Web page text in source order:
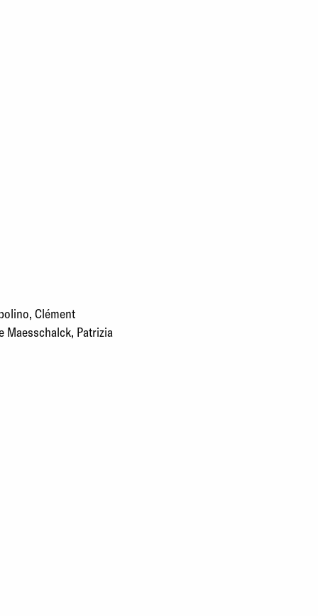
Clément
Maesschalck, Patrizia